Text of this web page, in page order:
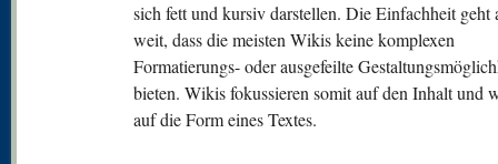
sich fett und kursiv darstellen. Die Einfachheit geht
weit, dass die meisten Wikis keine komplexen
Formatierungs- oder ausgefeilte
bieten. Wikis fokussieren somit auf den Inhalt und
auf die Form eines Textes.